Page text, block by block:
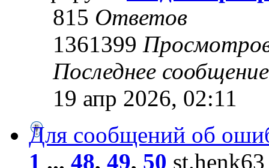
815 Ответов
1361399
Последнее
19 апр 2026, 02:11
Для сообщений об
1 ... 48, 49, 50 st.henk63